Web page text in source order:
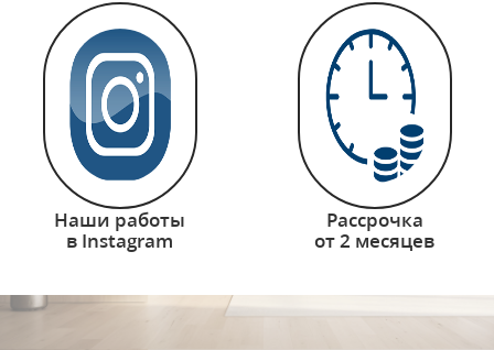
Наши работы
в Instagram
Рассрочка
от 2 месяцев